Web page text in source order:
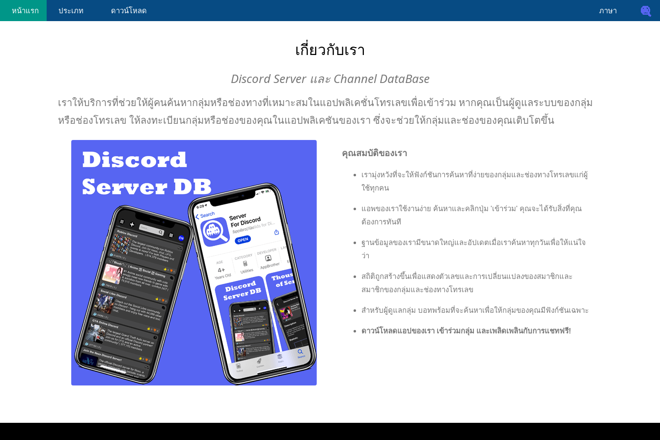
หน้าแรก ประเภท ดาวน์โหลด ภาษา
เกี่ยวกับเรา
Discord Server และ Channel DataBase
เราให้บริการที่ช่วยให้ผู้คนค้นหากลุ่มหรือช่องทางที่เหมาะสมในแอปพลิเคชั่นโทรเลขเพื่อเข้าร่วม หากคุณเป็นผู้ดูแลระบบของกลุ่ม
หรือช่องโทรเลข ให้ลงทะเบียนกลุ่มหรือช่องของคุณในแอปพลิเคชันของเรา ซึ่งจะช่วยให้กลุ่มและช่องของคุณเติบโตขึ้น
คุณสมบัติของเรา
เรามุ่งหวังที่จะให้ฟังก์ชันการค้นหาที่ง่ายของกลุ่มและช่องทางโทรเลขแก่ผู้
ใช้ทุกคน
แอพของเราใช้งานง่าย ค้นหาและคลิกปุ่ม 'เข้าร่วม' คุณจะได้รับสิ่งที่คุณ
ต้องการทันที
ฐานข้อมูลของเรามีขนาดใหญ่และอัปเดตเมื่อเราค้นหาทุกวันเพื่อให้แน่ใจ
ว่า
สถิติถูกสร้างขึ้นเพื่อแสดงตัวเลขและการเปลี่ยนแปลงของสมาชิกและ
สมาชิกของกลุ่มและช่องทางโทรเลข
สำหรับผู้ดูแลกลุ่ม บอทพร้อมที่จะค้นหาเพื่อให้กลุ่มของคุณมีฟังก์ชันเฉพาะ
ดาวน์โหลดแอปของเรา เข้าร่วมกลุ่ม และเพลิดเพลินกับการแชทฟรี!